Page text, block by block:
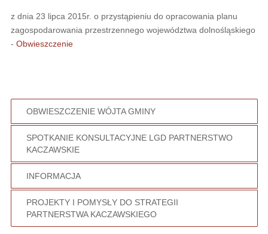
z dnia 23 lipca 2015r. o przystąpieniu do opracowania planu
zagospodarowania przestrzennego województwa dolnośląskiego
- Obwieszczenie
OBWIESZCZENIE WÓJTA GMINY
SPOTKANIE KONSULTACYJNE LGD PARTNERSTWO
KACZAWSKIE
INFORMACJA
PROJEKTY I POMYSŁY DO STRATEGII
PARTNERSTWA KACZAWSKIEGO